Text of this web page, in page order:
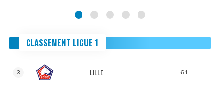
CLASSEMENT LIGUE 1
3 LILLE 61